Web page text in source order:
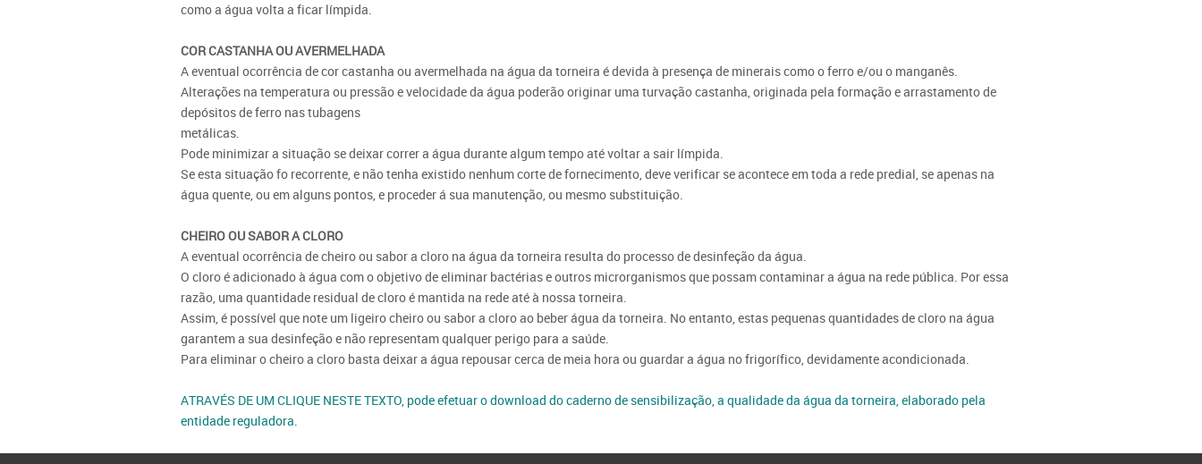
como a água volta a ficar límpida.
COR CASTANHA OU AVERMELHADA
A eventual ocorrência de cor castanha ou avermelhada na água da torneira é devida à presença de minerais como o ferro e/ou o manganês.
Alterações na temperatura ou pressão e velocidade da água poderão originar uma turvação castanha, originada pela formação e arrastamento de
depósitos de ferro nas tubagens
metálicas.
Pode minimizar a situação se deixar correr a água durante algum tempo até voltar a sair límpida.
Se esta situação fo recorrente, e não tenha existido nenhum corte de fornecimento, deve verificar se acontece em toda a rede predial, se apenas na
água quente, ou em alguns pontos, e proceder á sua manutenção, ou mesmo substituição.
CHEIRO OU SABOR A CLORO
A eventual ocorrência de cheiro ou sabor a cloro na água da torneira resulta do processo de desinfeção da água.
O cloro é adicionado à água com o objetivo de eliminar bactérias e outros microrganismos que possam contaminar a água na rede pública. Por essa
razão, uma quantidade residual de cloro é mantida na rede até à nossa torneira.
Assim, é possível que note um ligeiro cheiro ou sabor a cloro ao beber água da torneira. No entanto, estas pequenas quantidades de cloro na água
garantem a sua desinfeção e não representam qualquer perigo para a saúde.
Para eliminar o cheiro a cloro basta deixar a água repousar cerca de meia hora ou guardar a água no frigorífico, devidamente acondicionada.
ATRAVÉS DE UM CLIQUE NESTE TEXTO, pode efetuar o download do caderno de sensibilização, a qualidade da água da torneira, elaborado pela
entidade reguladora.